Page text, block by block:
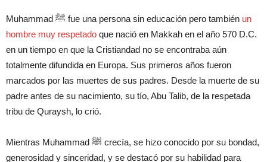
Muhammad ﷺ fue una persona sin educación pero también un
hombre muy respetado que nació en Makkah en el año 570 D.C.
en un tiempo en que la Cristiandad no se encontraba aún
totalmente difundida en Europa. Sus primeros años fueron
marcados por las muertes de sus padres. Desde la muerte de su
padre antes de su nacimiento, su tío, Abu Talib, de la respetada
tribu de Quraysh, lo crió.
Mientras Muhammad ﷺ crecía, se hizo conocido por su bondad,
generosidad y sinceridad, y se destacó por su habilidad para